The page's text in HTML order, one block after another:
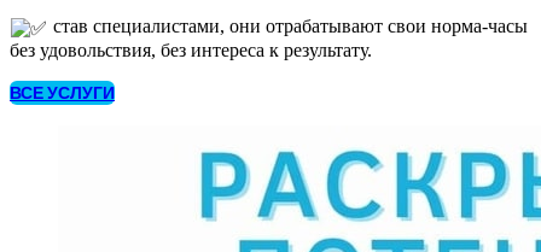
став специалистами, они отрабатывают свои норма-часы
без удовольствия, без интереса к результату.
ВСЕ УСЛУГИ